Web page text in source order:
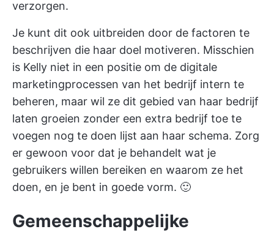
verzorgen.
Je kunt dit ook uitbreiden door de factoren te
beschrijven die haar doel motiveren. Misschien
is Kelly niet in een positie om de digitale
marketingprocessen van het bedrijf intern te
beheren, maar wil ze dit gebied van haar bedrijf
laten groeien zonder een extra bedrijf toe te
voegen nog te doen lijst aan haar schema. Zorg
er gewoon voor dat je behandelt wat je
gebruikers willen bereiken en waarom ze het
doen, en je bent in goede vorm. 🙂
Gemeenschappelijke